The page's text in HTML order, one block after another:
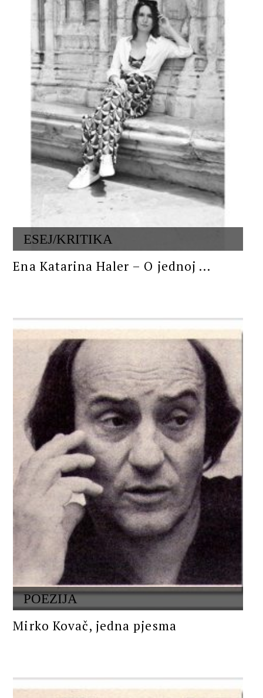
ESEJ/KRITIKA
Ena Katarina Haler – O jednoj ...
POEZIJA
Mirko Kovač, jedna pjesma